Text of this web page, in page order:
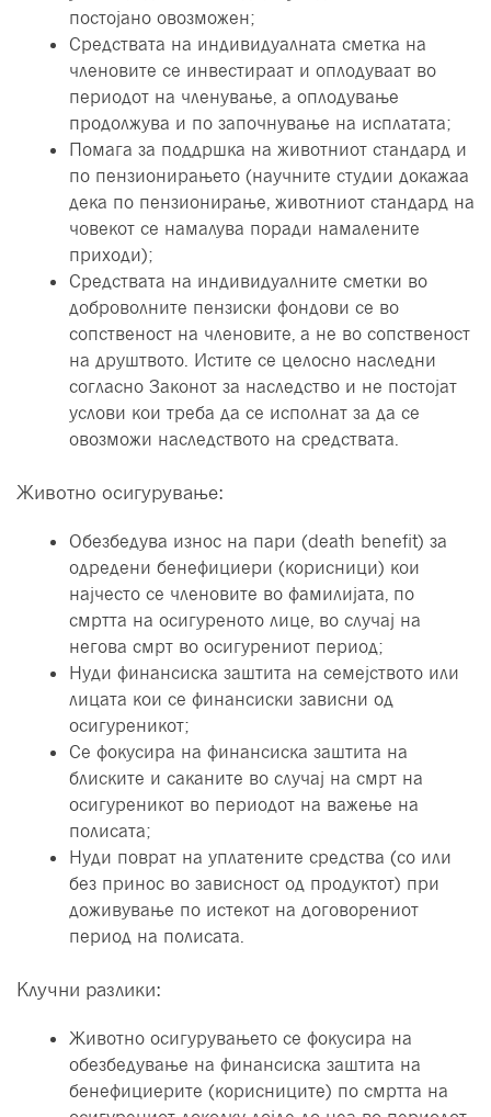
постојано овозможен;
Средствата на индивидуалната сметка на
членовите се инвестираат и оплодуваат во
периодот на членување, а оплодување
продолжува и по започнување на исплатата;
Помага за поддршка на животниот стандард и
по пензионирањето (научните студии докажаа
дека по пензионирање, животниот стандард на
човекот се намалува поради намалените
приходи);
Средствата на индивидуалните сметки во
доброволните пензиски фондови се во
сопственост на членовите, а не во сопственост
на друштвото. Истите се целосно наследни
согласно Законот за наследство и не постојат
услови кои треба да се исполнат за да се
овозможи наследството на средствата.
Животно осигурување:
Обезбедува износ на пари (death benefit) за
одредени бенефициери (корисници) кои
најчесто се членовите во фамилијата, по
смртта на осигуреното лице, во случај на
негова смрт во осигурениот период;
Нуди финансиска заштита на семејството или
лицата кои се финансиски зависни од
осигуреникот;
Се фокусира на финансиска заштита на
блиските и саканите во случај на смрт на
осигуреникот во периодот на важење на
полисата;
Нуди поврат на уплатените средства (со или
без принос во зависност од продуктот) при
доживување по истекот на договорениот
период на полисата.
Клучни разлики:
Животно осигурувањето се фокусира на
обезбедување на финансиска заштита на
бенефициерите (корисниците) по смртта на